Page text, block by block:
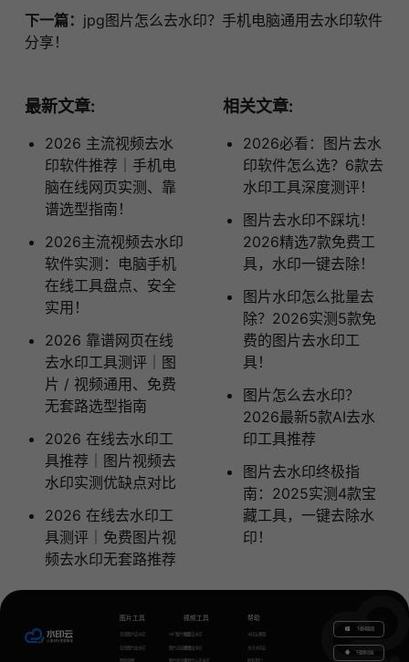
下一篇： jpg图片怎么去水印？手机电脑通用去水印软件
分享！
最新文章:
2026 主流视频去水
印软件推荐｜手机电
脑在线网页实测、靠
谱选型指南！
2026主流视频去水印
软件实测：电脑手机
在线工具盘点、安全
实用！
2026 靠谱网页在线
去水印工具测评｜图
片 / 视频通用、免费
无套路选型指南
2026 在线去水印工
具推荐｜图片视频去
水印实测优缺点对比
2026 在线去水印工
具测评｜免费图片视
频去水印无套路推荐
相关文章:
2026必看：图片去水
印软件怎么选？6款去
水印工具深度测评！
图片去水印不踩坑！
2026精选7款免费工
具，水印一键去除！
图片水印怎么批量去
除？2026实测5款免
费的图片去水印工
具！
图片怎么去水印？
2026最新5款AI去水
印工具推荐
图片去水印终极指
南：2025实测4款宝
藏工具，一键去除水
印！
图片工具
在线图片去水印
在线图片加水印
智能抠图
GIF图片生成
图片无损放大
图片转文字
视频工具
视频去水印
视频加水印
视频怎么去水印
帮助
水印云教程
关于水印云
联系我们
下载电脑版
下载移动端